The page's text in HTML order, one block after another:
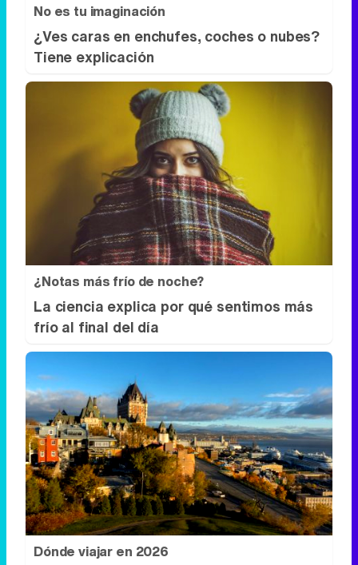
No es tu imaginación
¿Ves caras en enchufes, coches o nubes?
Tiene explicación
¿Notas más frío de noche?
La ciencia explica por qué sentimos más
frío al final del día
Dónde viajar en 2026